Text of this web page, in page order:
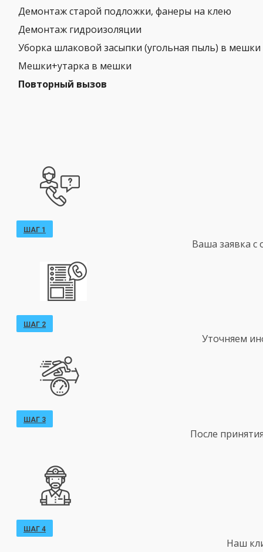
Демонтаж старой подложки, фанеры на клею
Демонтаж гидроизоляции
Уборка шлаковой засыпки (угольная пыль) в мешки
Мешки+утарка в мешки
Повторный вызов
ШАГ 1
Ваша заявка с
ШАГ 2
Уточняем
ШАГ 3
После
ШАГ 4
Наш